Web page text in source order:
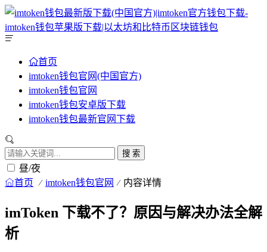
首页
imtoken钱包官网(中国官方)
imtoken钱包官网
imtoken钱包安卓版下载
imtoken钱包最新官网下载
搜 索
昼/夜
首页 imtoken钱包官网 内容详情
imToken 下载不了？原因与解决办法全解
析